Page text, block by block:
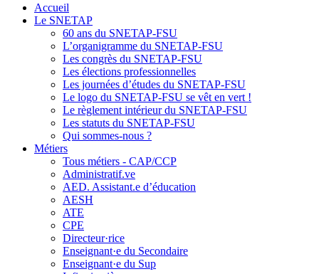
Accueil
Le SNETAP
60 ans du SNETAP-FSU
L’organigramme du SNETAP-FSU
Les congrès du SNETAP-FSU
Les élections professionnelles
Les journées d’études du SNETAP-FSU
Le logo du SNETAP-FSU se vêt en vert !
Le règlement intérieur du SNETAP-FSU
Les statuts du SNETAP-FSU
Qui sommes-nous ?
Métiers
Tous métiers - CAP/CCP
Administratif.ve
AED. Assistant.e d’éducation
AESH
ATE
CPE
Directeur·rice
Enseignant·e du Secondaire
Enseignant·e du Sup